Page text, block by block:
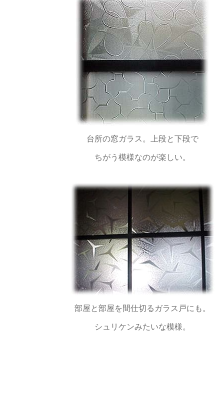
台所の窓ガラス。上段と下段で
ちがう模様なのが楽しい。
部屋と部屋を間仕切るガラス戸にも。
シュリケンみたいな模様。